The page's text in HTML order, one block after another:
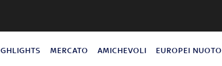
MERCATO AMICHEVOLI EUROPEI NUOTO